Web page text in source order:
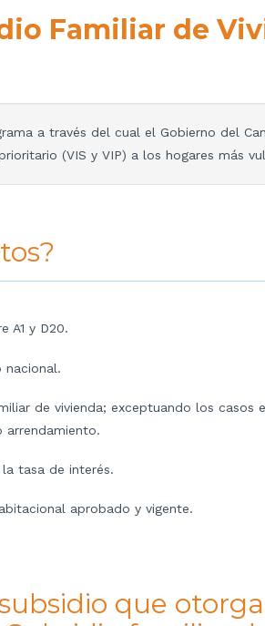
Familiar de
a través del cual el Gobierno del
(VIS y VIP) a los hogares más
A1 y D20.
nacional.
de vivienda; exceptuando los casos
arrendamiento.
tasa de interés.
aprobado y vigente.
que